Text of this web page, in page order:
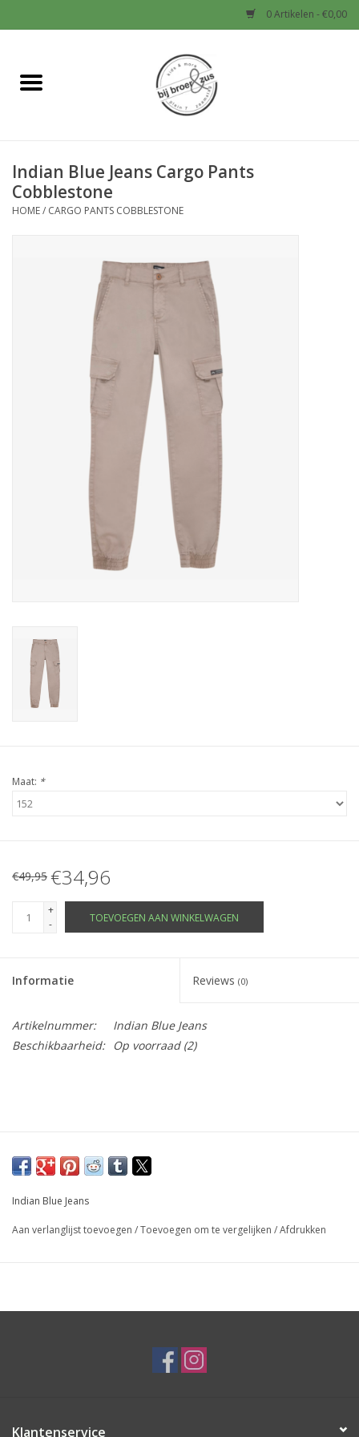
0 Artikelen - €0,00
Home
Baby
Jongens
Schoenen en Tassen
Indian Blue Jeans Cargo Pants
Cobblestone
HOME/ CARGO PANTS COBBLESTONE
Maat: *
€49,95 €34,96
+
-
TOEVOEGEN AAN WINKELWAGEN
Informatie Reviews (0)
Artikelnummer:
Indian Blue Jeans
Beschikbaarheid:
Op voorraad(2)
Indian Blue Jeans
Aan verlanglijst toevoegen /Toevoegen om te vergelijken /Afdrukken
Klantenservice